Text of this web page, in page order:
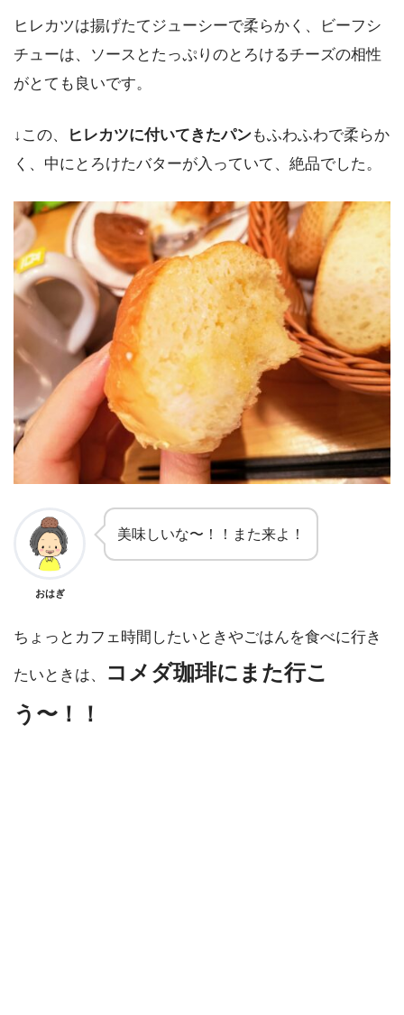
ヒレカツは揚げたてジューシーで柔らかく、ビーフシ
チューは、ソースとたっぷりのとろけるチーズの相性
がとても良いです。
↓この、 ヒレカツに付いてきたパンもふわふわで柔らか
く、中にとろけたバターが入っていて、絶品でした。
おはぎ
美味しいな〜！！また来よ！
ちょっとカフェ時間したいときやごはんを食べに行き
たいときは、
コメダ珈琲にまた行こ
う〜！！